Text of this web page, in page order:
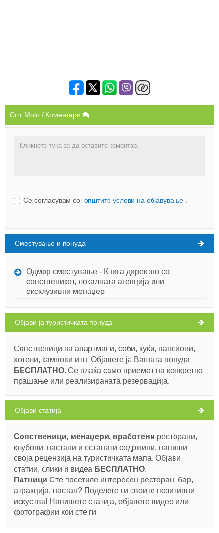
Crni Molo / Коментари
Се согласувам со општите услови на објавување
Сместување и понуда
Oдмор сместување - Книга директно со
сопственикот, локалната агенција или
ексклузивни менаџер
Oбјави ја туристичката понуда
Сопственици на апартмани, соби, куќи, пансиони,
хотели, кампови итн. Објавете ја Вашата понуда
БЕСПЛАТНO. Се плаќа само приемот на конкретно
прашање или реализираната резервација.
Oбјави статија
Сопственици, менаџери, вработени ресторани,
клубови, настани и останати содржини, напиши
своја рецензија на туристичката мапа. Објави
статии, слики и видеа БЕСПЛАТНO.
Патници Сте посетиле интересен ресторан, бар,
атракција, настан? Поделете ги своите позитивни
искуства! Напишете статија, објавете видео или
фотографии кои сте ги